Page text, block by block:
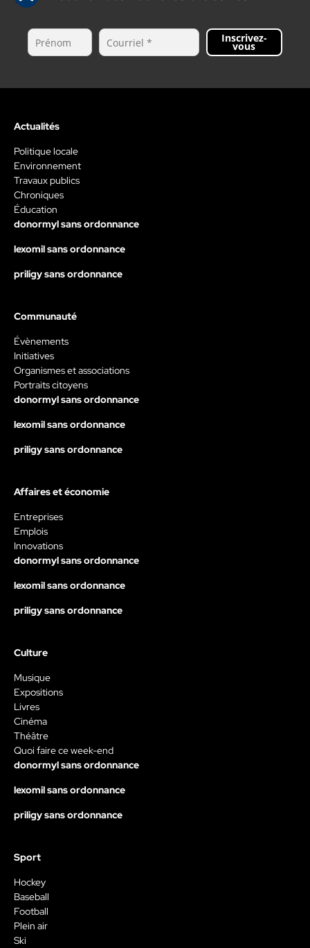
Inscrivez-
vous
Actualités
Politique locale
Environnement
Travaux publics
Chroniques
Éducation
donormyl sans ordonnance
lexomil sans ordonnance
priligy sans ordonnance
Communauté
Évènements
Initiatives
Organismes et associations
Portraits citoyens
donormyl sans ordonnance
lexomil sans ordonnance
priligy sans ordonnance
Affaires et économie
Entreprises
Emplois
Innovations
donormyl sans ordonnance
lexomil sans ordonnance
priligy sans ordonnance
Culture
Musique
Expositions
Livres
Cinéma
Théâtre
Quoi faire ce week-end
donormyl sans ordonnance
lexomil sans ordonnance
priligy sans ordonnance
Sport
Hockey
Baseball
Football
Plein air
Ski